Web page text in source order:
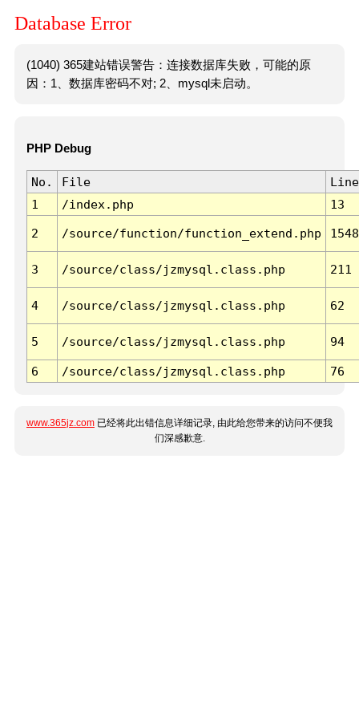
Database Error
(1040) 365建站错误警告：连接数据库失败，可能的原
因：1、数据库密码不对; 2、mysql未启动。
PHP Debug
No. File
Line
1
/index.php 13
2 /source/function/function_extend.php 1548
3 /source/class/jzmysql.class.php 211
4 /source/class/jzmysql.class.php 62
5 /source/class/jzmysql.class.php 94
6 /source/class/jzmysql.class.php 76
www.365jz.com 已经将此出错信息详细记录, 由此给您带来的访问不便我
们深感歉意.